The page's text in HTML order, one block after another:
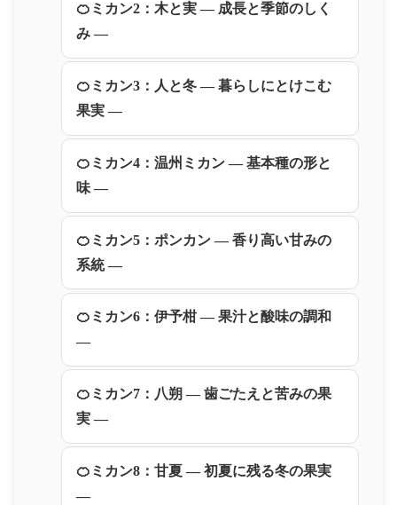
🍊ミカン2：木と実 ― 成長と季節のしく
み ―
🍊ミカン3：人と冬 ― 暮らしにとけこむ
果実 ―
🍊ミカン4：温州ミカン ― 基本種の形と
味 ―
🍊ミカン5：ポンカン ― 香り高い甘みの
系統 ―
🍊ミカン6：伊予柑 ― 果汁と酸味の調和
―
🍊ミカン7：八朔 ― 歯ごたえと苦みの果
実 ―
🍊ミカン8：甘夏 ― 初夏に残る冬の果実
―